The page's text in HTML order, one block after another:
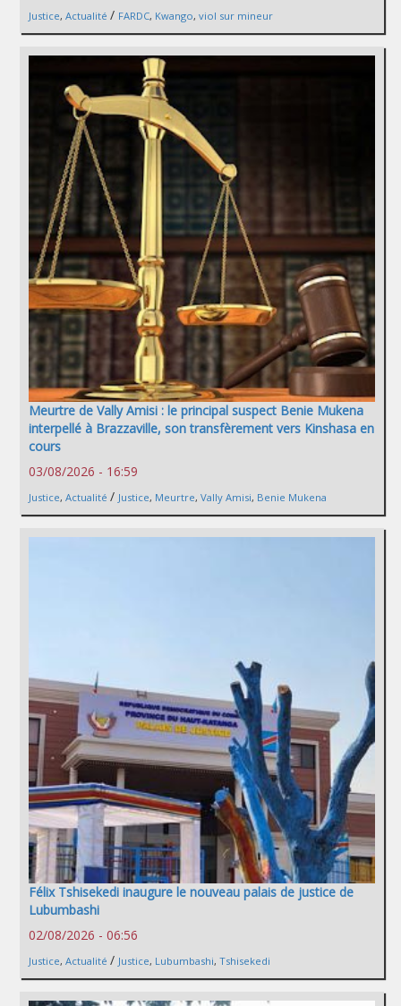
Justice, Actualité / FARDC, Kwango, viol sur mineur
Meurtre de Vally Amisi : le principal suspect Benie Mukena
interpellé à Brazzaville, son transfèrement vers Kinshasa en
cours
03/08/2026 - 16:59
Justice, Actualité / Justice, Meurtre, Vally Amisi, Benie Mukena
Félix Tshisekedi inaugure le nouveau palais de justice de
Lubumbashi
02/08/2026 - 06:56
Justice, Actualité / Justice, Lubumbashi, Tshisekedi